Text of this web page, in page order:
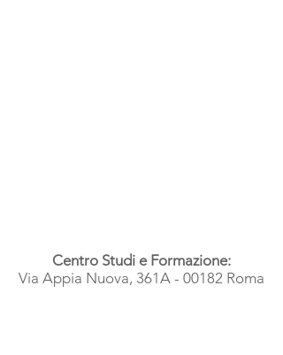
Centro Studi e Formazione:
Via Appia Nuova, 361A - 00182 Roma